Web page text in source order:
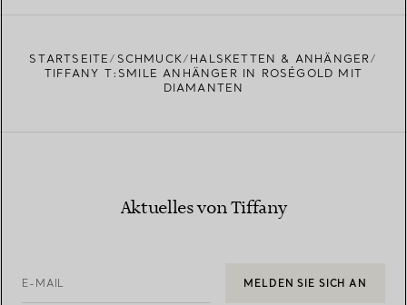
STARTSEITE SCHMUCK
HALSKETTEN & ANHÄNGER
TIFFANY T:SMILE ANHÄNGER IN ROSÉGOLD MIT
DIAMANTEN
Aktuelles von Tiffany
E-MAIL MELDEN SIE SICH AN